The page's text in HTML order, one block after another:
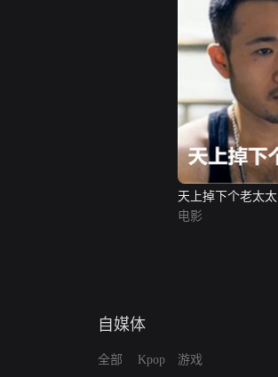
天上掉下个老太太
电影
自媒体
全部
Kpop
游戏